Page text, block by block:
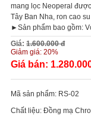
mang lọc Neoperal
Tây Ban Nha, ron cao
►Sản phẩm bao gồm:
Giá: 1.600.000 đ
Giảm giá: 20%
Giá bán:
Mã sản phẩm: RS-02
Chất liệu: Đồng mạ